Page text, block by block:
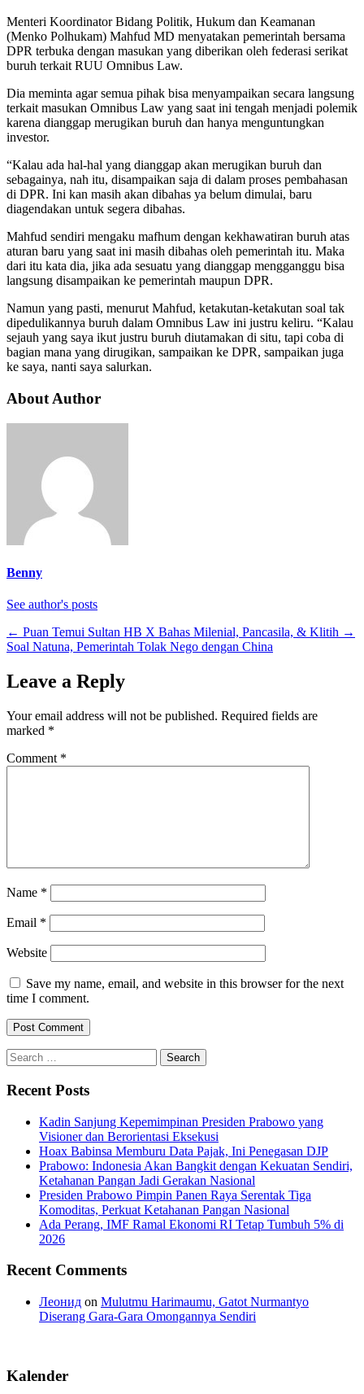
Menteri Koordinator Bidang Politik, Hukum dan Keamanan
(Menko Polhukam) Mahfud MD menyatakan pemerintah bersama
DPR terbuka dengan masukan yang diberikan oleh federasi serikat
buruh terkait RUU Omnibus Law.
Dia meminta agar semua pihak bisa menyampaikan secara langsung
terkait masukan Omnibus Law yang saat ini tengah menjadi polemik
karena dianggap merugikan buruh dan hanya menguntungkan
investor.
“Kalau ada hal-hal yang dianggap akan merugikan buruh dan
sebagainya, nah itu, disampaikan saja di dalam proses pembahasan
di DPR. Ini kan masih akan dibahas ya belum dimulai, baru
diagendakan untuk segera dibahas.
Mahfud sendiri mengaku mafhum dengan kekhawatiran buruh atas
aturan baru yang saat ini masih dibahas oleh pemerintah itu. Maka
dari itu kata dia, jika ada sesuatu yang dianggap mengganggu bisa
langsung disampaikan ke pemerintah maupun DPR.
Namun yang pasti, menurut Mahfud, ketakutan-ketakutan soal tak
dipedulikannya buruh dalam Omnibus Law ini justru keliru. “Kalau
sejauh yang saya ikut justru buruh diutamakan di situ, tapi coba di
bagian mana yang dirugikan, sampaikan ke DPR, sampaikan juga
ke saya, nanti saya salurkan.
About Author
Benny
See author's posts
← Puan Temui Sultan HB X Bahas Milenial, Pancasila, & Klitih →
Soal Natuna, Pemerintah Tolak Nego dengan China
Leave a Reply
Your email address will not be published. Required fields are
marked *
Comment *
Name *
Email *
Website
Save my name, email, and website in this browser for the next
time I comment.
Search
for:
Recent Posts
Kadin Sanjung Kepemimpinan Presiden Prabowo yang
Visioner dan Berorientasi Eksekusi
Hoax Babinsa Memburu Data Pajak, Ini Penegasan DJP
Prabowo: Indonesia Akan Bangkit dengan Kekuatan Sendiri,
Ketahanan Pangan Jadi Gerakan Nasional
Presiden Prabowo Pimpin Panen Raya Serentak Tiga
Komoditas, Perkuat Ketahanan Pangan Nasional
Ada Perang, IMF Ramal Ekonomi RI Tetap Tumbuh 5% di
2026
Recent Comments
Леонид on Mulutmu Harimaumu, Gatot Nurmantyo
Diserang Gara-Gara Omongannya Sendiri
Kalender